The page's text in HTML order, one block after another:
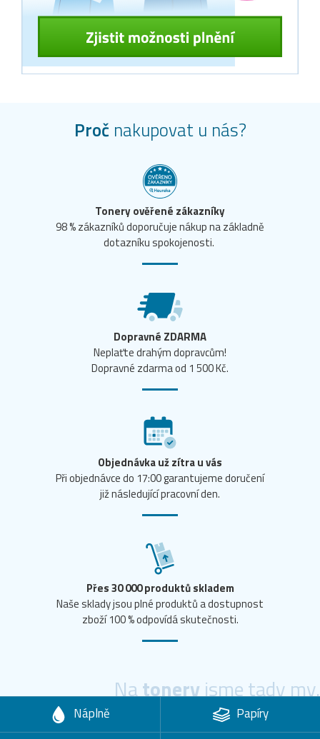
Proč nakupovat u nás?
Tonery ověřené zákazníky
98 % zákazníků doporučuje nákup na základně
dotazníku spokojenosti.
Dopravné ZDARMA
Neplaťte drahým dopravcům!
Dopravné zdarma od 1 500 Kč.
Objednávka už zítra u vás
Při objednávce do 17:00 garantujeme doručení
již následující pracovní den.
Přes 30 000 produktů skladem
Naše sklady jsou plné produktů a dostupnost
zboží 100 % odpovídá skutečnosti.
Natoneryjsme tady my.
Náplně
Papíry